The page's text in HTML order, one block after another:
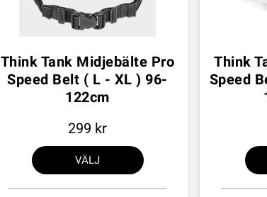
Think Tank Midjebälte Pro
Speed Belt ( L - XL ) 96-
122cm
299
VÄLJ
Think
Speed